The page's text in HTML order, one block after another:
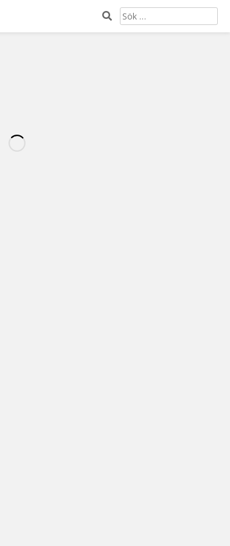
SÖK
EFTER: